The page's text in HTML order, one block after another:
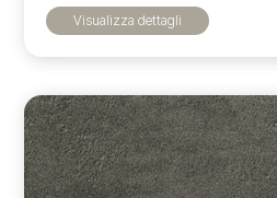
Visualizza dettagli